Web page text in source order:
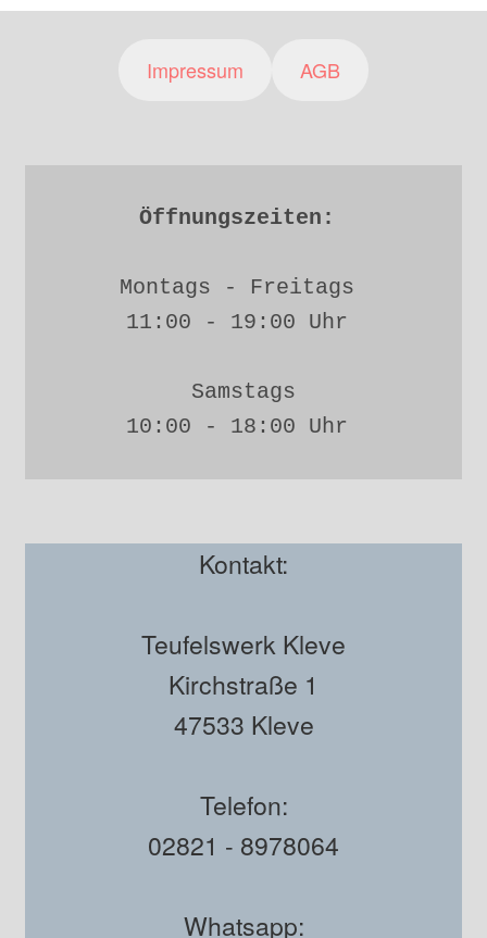
Impressum AGB
Öffnungszeiten:
Montags - Freitags
11:00 - 19:00 Uhr
Samstags
10:00 - 18:00 Uhr
Kontakt:
Teufelswerk Kleve
Kirchstraße 1
47533 Kleve
Telefon:
02821 - 8978064
Whatsapp: